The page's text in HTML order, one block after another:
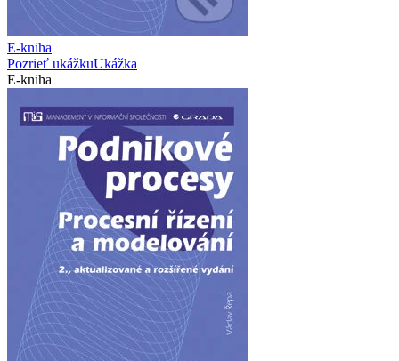
E-kniha
Pozrieť ukážkuUkážka
E-kniha